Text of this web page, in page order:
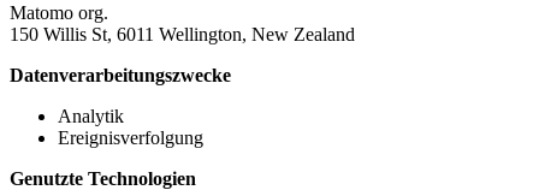
Matomo org.
150 Willis St, 6011 Wellington, New Zealand
Datenverarbeitungszwecke
Analytik
Ereignisverfolgung
Genutzte Technologien